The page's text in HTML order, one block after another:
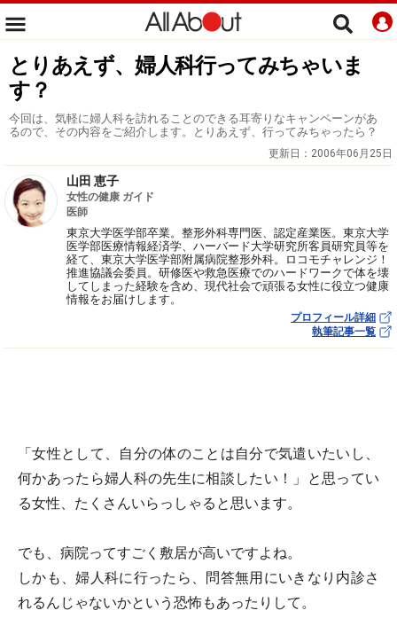
とりあえず、婦人科行ってみちゃいま
す？
今回は、気軽に婦人科を訪れることのできる耳寄りなキャンペーンがあ
るので、その内容をご紹介します。とりあえず、行ってみちゃったら？
更新日： 2006年06月25日
山田 恵子
女性の健康 ガイド
医師
東京大学医学部卒業。整形外科専門医、認定産業医。東京大学
医学部医療情報経済学、ハーバード大学研究所客員研究員等を
経て、東京大学医学部附属病院整形外科。ロコモチャレンジ！
推進協議会委員。研修医や救急医療でのハードワークで体を壊
してしまった経験を含め、現代社会で頑張る女性に役立つ健康
情報をお届けします。
プロフィール詳細
執筆記事一覧
「女性として、自分の体のことは自分で気遣いたいし、
何かあったら婦人科の先生に相談したい！」と思ってい
る女性、たくさんいらっしゃると思います。
でも、病院ってすごく敷居が高いですよね。
しかも、婦人科に行ったら、問答無用にいきなり内診さ
れるんじゃないかという恐怖もあったりして。